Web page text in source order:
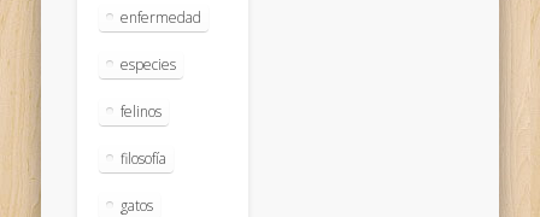
enfermedad
especies
felinos
filosofía
gatos